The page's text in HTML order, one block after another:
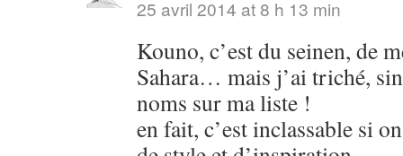
25 avril 2014 at 8 h 13 min
Kouno, c’est du seinen, de
Sahara… mais j’ai triché,
noms sur ma liste !
en fait, c’est inclassable si